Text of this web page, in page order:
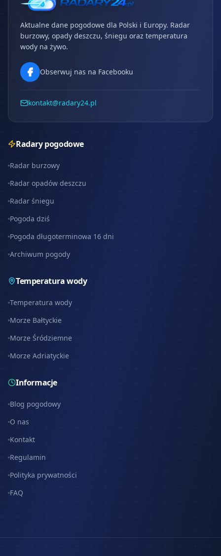
Aktualne dane pogodowe dla Polski i Europy. Radar
burzowy, opady deszczu, śniegu oraz temperatura
wody na żywo.
Obserwuj nas na Facebooku
kontakt@radary24.pl
Radary pogodowe
Radar burzowy
Radar opadów deszczu
Radar śniegu
Pogoda dziś
Pogoda długoterminowa 16 dni
Archiwum pogody
Temperatura wody
Temperatura wody
Morze Bałtyckie
Morze Śródziemne
Morze Adriatyckie
Informacje
Blog pogodowy
O nas
Kontakt
Regulamin
Polityka prywatności
FAQ